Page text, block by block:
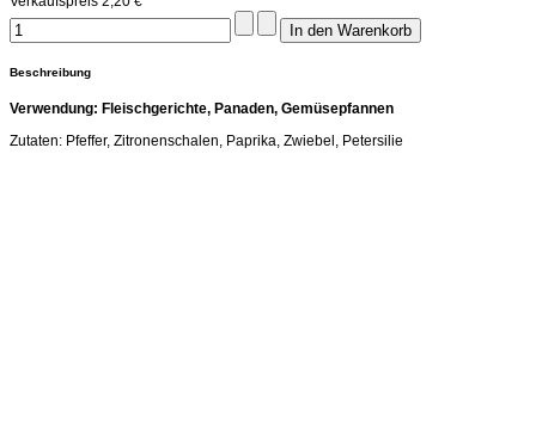
Beschreibung
Verwendung: Fleischgerichte, Panaden, Gemüsepfannen
Zutaten: Pfeffer, Zitronenschalen, Paprika, Zwiebel, Petersilie